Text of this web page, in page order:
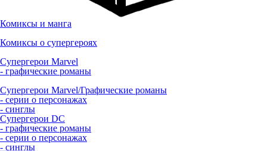
Комиксы и манга
Комиксы о супергероях
Супергерои Marvel
- графические романы
Супергерои Marvel/Графические романы
- серии о персонажах
- синглы
Супергерои DC
- графические романы
- серии о персонажах
- синглы